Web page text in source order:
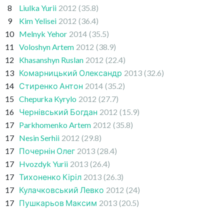
8
Liulka Yurii 2012 (35.8)
9
Kim Yelisei 2012 (36.4)
10 Melnyk Yehor 2014 (35.5)
11
Voloshyn Artem 2012 (38.9)
12
Khasanshyn Ruslan 2012 (22.4)
13 Комарницький Олександр 2013 (32.6)
14 Стиренко Антон 2014 (35.2)
15 Chepurka Kyrylo 2012 (27.7)
16 Чернівський Богдан 2012 (15.9)
17 Parkhomenko Artem 2012 (35.8)
17 Nesin Serhii 2012 (29.8)
17 Почернін Олег 2013 (28.4)
17 Hvozdyk Yurii 2013 (26.4)
17 Тихоненко Кіріл 2013 (26.3)
17 Кулачковський Левко 2012 (24)
17 Пушкарьов Максим 2013 (20.5)